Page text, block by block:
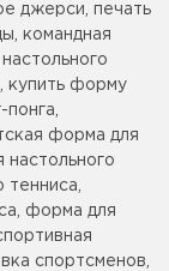
джерси, печать
командная
купить форму
форма для
настольного
форма для
спортсменов,